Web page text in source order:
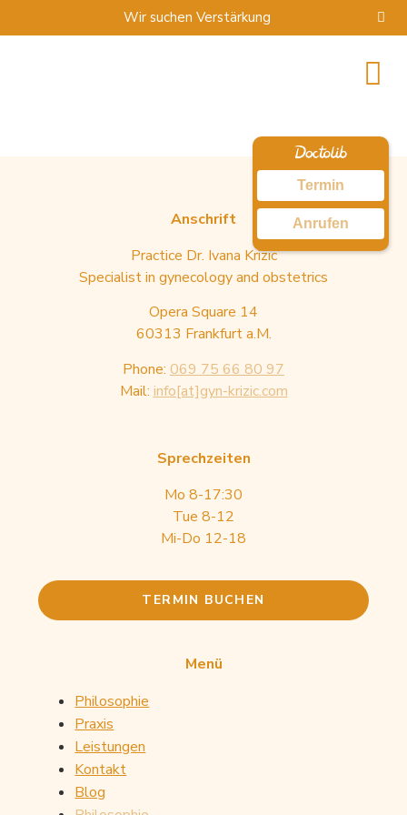
Termin
Anrufen
Wir suchen Verstärkung
Anschrift
Practice Dr. Ivana Krizic
Specialist in gynecology and obstetrics
Opera Square 14
60313 Frankfurt a.M.
Phone: 069 75 66 80 97
Mail: info[at]gyn-krizic.com
Sprechzeiten
Mo 8-17:30
Tue 8-12
Mi-Do 12-18
TERMIN BUCHEN
Menü
Philosophie
Praxis
Leistungen
Kontakt
Blog